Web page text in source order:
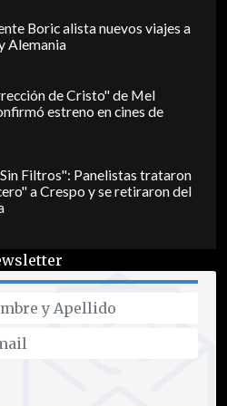
Boric alista nuevos viajes a
Alemania
de Cristo" de Mel
estreno en cines de
Filtros": Panelistas trataron
a Crespo y se retiraron del